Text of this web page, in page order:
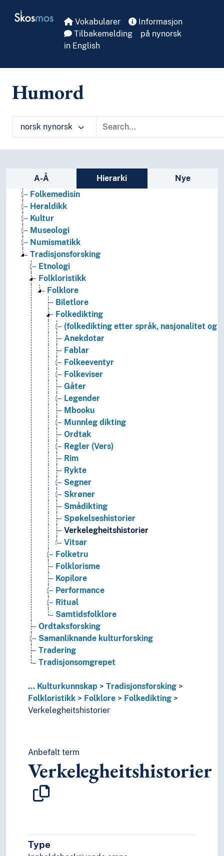
Skosmos Vokabularer
Informasjon
Tilbakemelding
på nynorsk
in English
Humord
norsk nynorsk
Sidefelt: navigér i vokabularet på ulike
A-Å Hierarki Nye
Astrologi
Filologi
Folkemedisin
Heraldikk
Kultur
Museologi
Numismatikk
Tradisjonsforsking
Etnologi
Folkloristikk
Folklore
Biletlore
Folkedikting
(folkedikting etter språk, nasjonalitet og
Anekdotar
Fablar
Folkeeventyr
Folkeviser
Gåter
Legender
Mbooku
Munnleg dikting
Ordtak
Regler (Vers)
Rim
Rykte
Segner
Skrøner
Smådikting
Spøkelseshistorier
Verkelegheitshistorier
Vitsar
Folketru
Folklorisme
Kopilore
Performance
Ritual
Samtidsfolklore
Ordtaksforsking
Samanliknande kulturforsking
Tradering
Tradisjonsomgrepet
... Kulturkunnskap
Tradisjonsforsking
Folkloristikk
Folklore
Folkedikting
Verkelegheitshistorier
Anbefalt term
Verkelegheitshistorier
Type